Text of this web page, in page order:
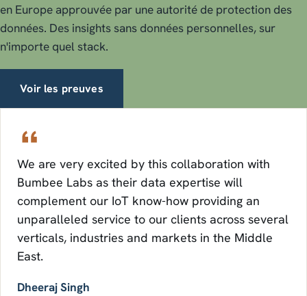
en Europe approuvée par une autorité de protection des
données. Des insights sans données personnelles, sur
n'importe quel stack.
Voir les preuves
We are very excited by this collaboration with
Bumbee Labs as their data expertise will
complement our IoT know-how providing an
unparalleled service to our clients across several
verticals, industries and markets in the Middle
East.
Dheeraj Singh